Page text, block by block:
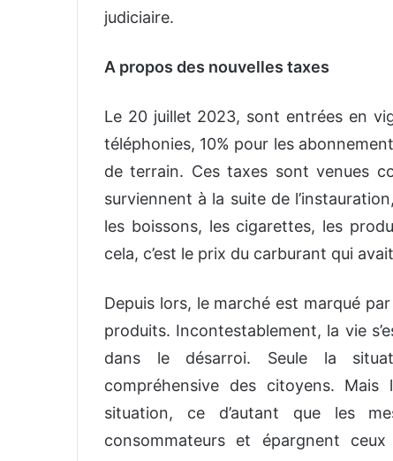
judiciaire.
A propos des nouvelles taxes
Le 20 juillet 2023, sont entrées en
téléphonies, 10% pour les
de terrain. Ces taxes sont venues
surviennent à la suite de
les boissons, les cigarettes, les
cela, c’est le prix du carburant qui
Depuis lors, le marché est marqué
produits. Incontestablement, la vie
dans le désarroi. Seule la
compréhensive des citoyens.
situation, ce d’autant que les
consommateurs et épargnent